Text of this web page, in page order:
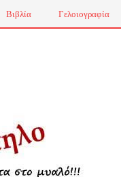
Βιβλία Γελοιογραφία